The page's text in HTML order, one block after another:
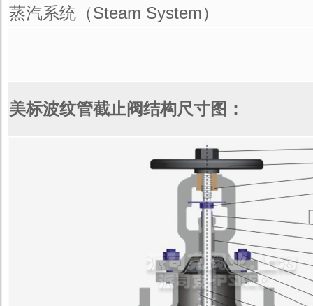
蒸汽系统（Steam System）
美标波纹管截止阀结构尺寸图：